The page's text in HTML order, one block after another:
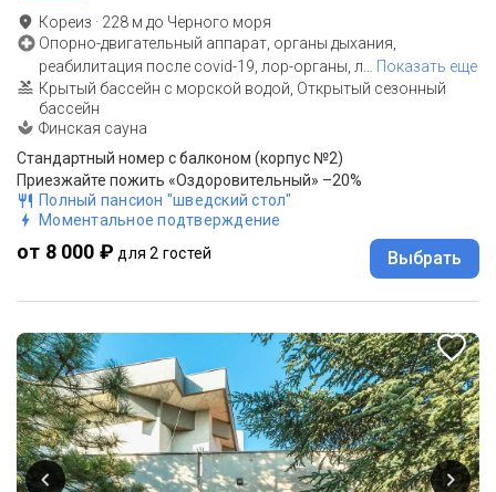
Кореиз · 228 м до Черного моря
Опорно-двигательный аппарат, органы дыхания,
реабилитация после covid-19, лор-органы, л
Показать еще
Крытый бассейн с морской водой, Открытый сезонный
бассейн
Финская сауна
Стандартный номер с балконом (корпус №2)
Приезжайте пожить «Оздоровительный» –20%
Полный пансион "шведский стол"
Моментальное подтверждение
от 8 000 ₽ для 2 гостей Выбрать